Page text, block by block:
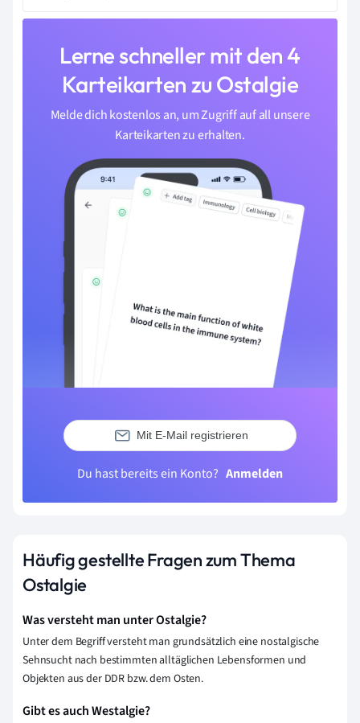
Lerne schneller mit den 4
Karteikarten zu Ostalgie
Melde dich kostenlos an, um Zugriff auf all unsere
Karteikarten zu erhalten.
Mit E-Mail registrieren
Du hast bereits ein Konto? Anmelden
Häufig gestellte Fragen zum Thema
Ostalgie
Was versteht man unter Ostalgie?
Unter dem Begriff versteht man grundsätzlich eine nostalgische
Sehnsucht nach bestimmten alltäglichen Lebensformen und
Objekten aus der DDR bzw. dem Osten.
Gibt es auch Westalgie?